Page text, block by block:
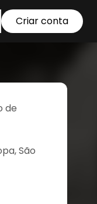
Criar conta
de
São